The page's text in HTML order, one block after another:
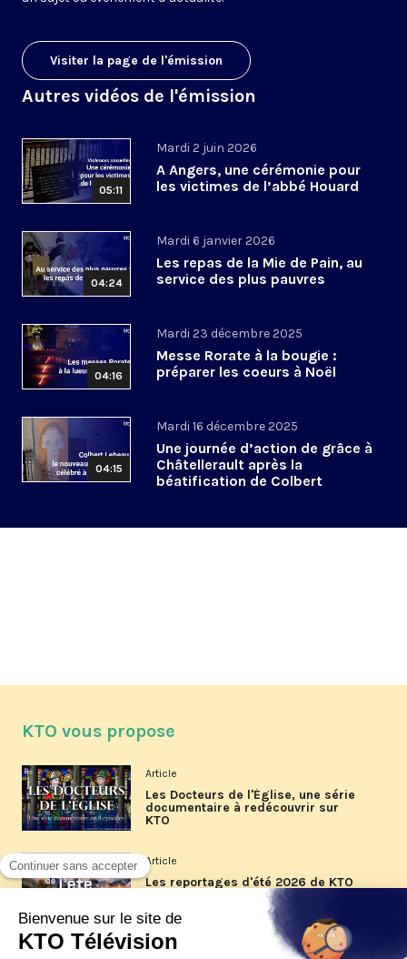
Visiter la page de l'émission
Autres vidéos de l'émission
05:11
Mardi 2 juin 2026
A Angers, une cérémonie pour
les victimes de l’abbé Houard
04:24
Mardi 6 janvier 2026
Les repas de la Mie de Pain, au
service des plus pauvres
04:16
Mardi 23 décembre 2025
Messe Rorate à la bougie :
préparer les coeurs à Noël
04:15
Mardi 16 décembre 2025
Une journée d’action de grâce à
Châtellerault après la
béatification de Colbert
KTO vous propose
Article
Les Docteurs de l'Église, une série
documentaire à redécouvrir sur
KTO
Article
Les reportages d'été 2026 de KTO
Article